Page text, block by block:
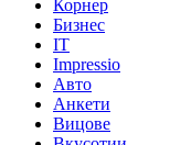
Корнер
Бизнес
IT
Impressio
Авто
Анкети
Вицове